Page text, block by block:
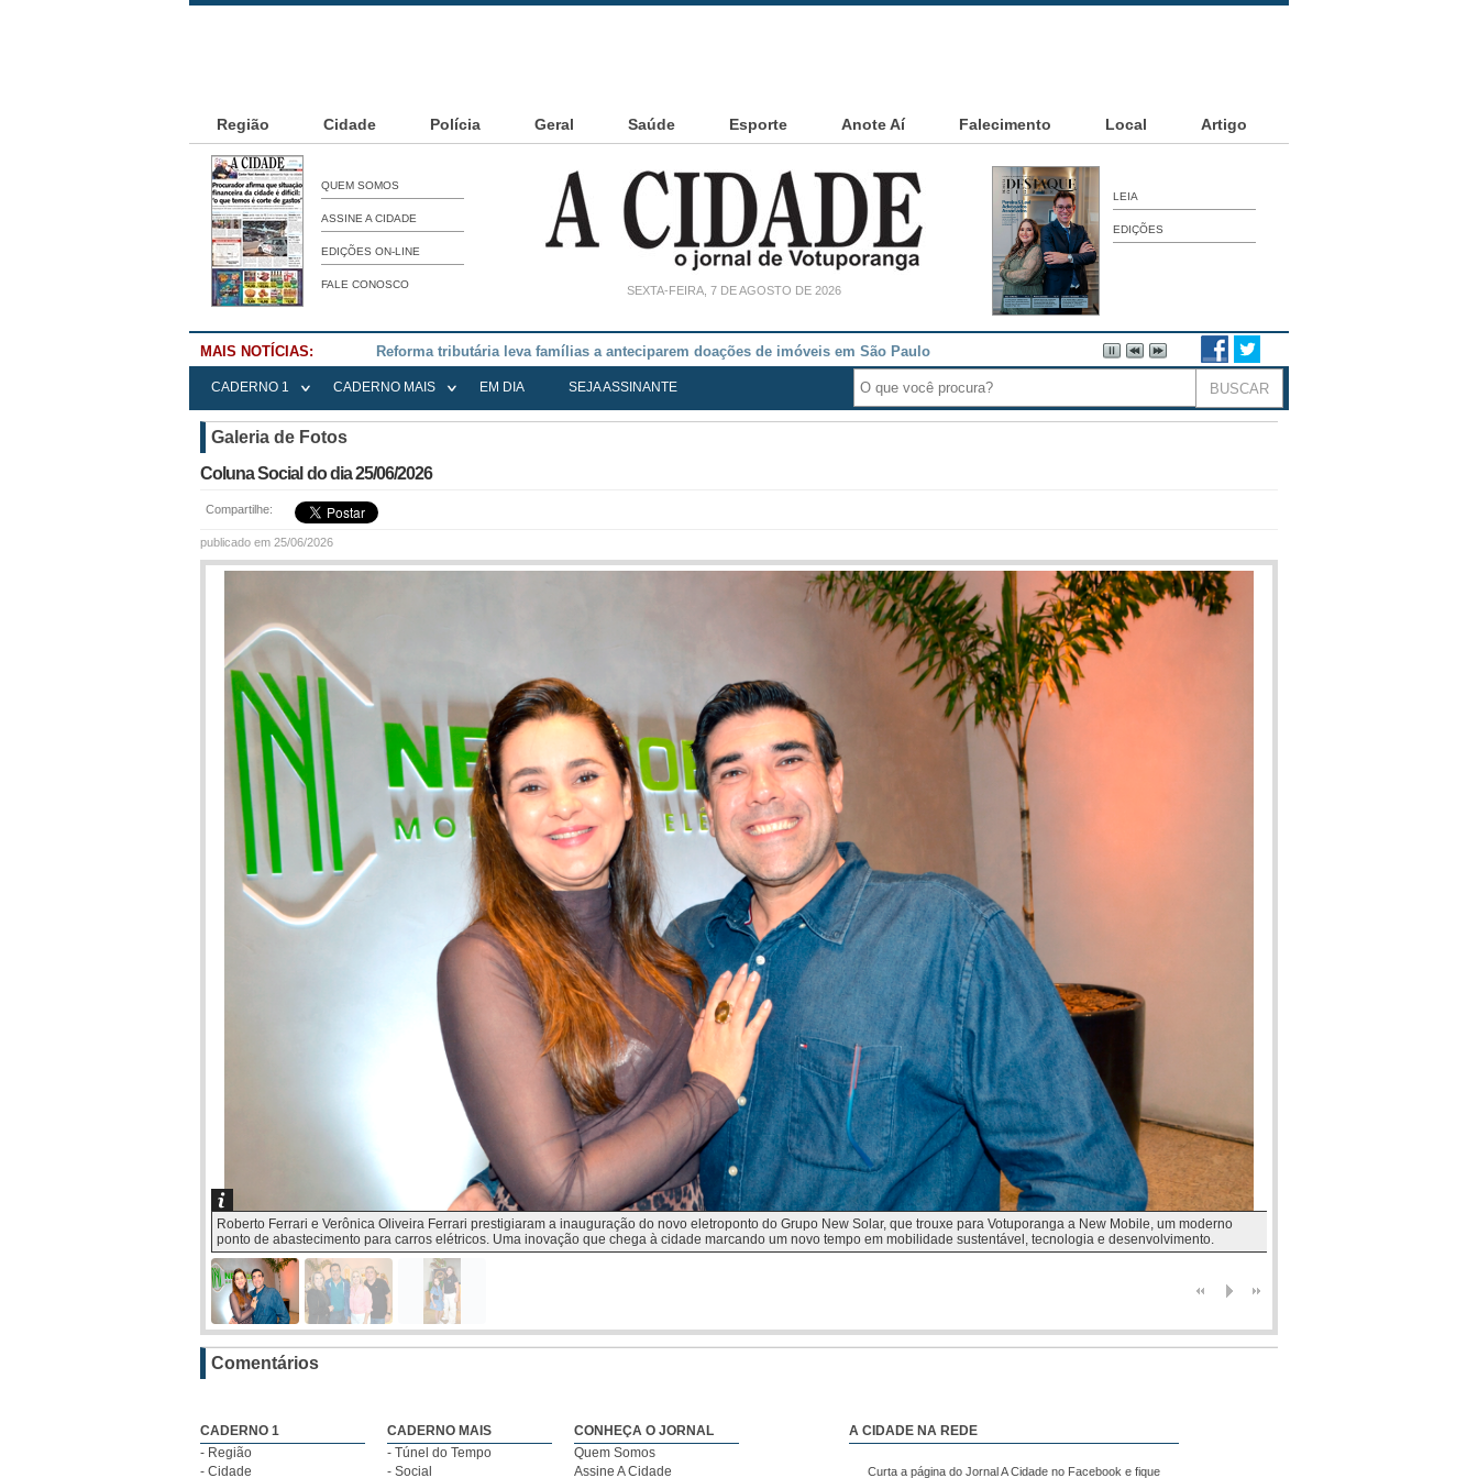
Região Cidade Polícia Geral Saúde Esporte Anote Aí Falecimento Local Artigo
QUEM SOMOS
ASSINE A CIDADE
EDIÇÕES ON-LINE
FALE CONOSCO SEXTA-FEIRA, 7 DE AGOSTO DE 2026
LEIA
EDIÇÕES
MAIS NOTÍCIAS: Falece Elena Menoia Cesarin
CADERNO 1 CADERNO MAIS EM DIA SEJA ASSINANTE
Galeria de Fotos
Coluna Social do dia 25/06/2026
Compartilhe:
publicado em 25/06/2026
Roberto Ferrari e Verônica Oliveira Ferrari prestigiaram a inauguração do novo eletroponto do Grupo New Solar, que trouxe para Votuporanga a New Mobile, um moderno
ponto de abastecimento para carros elétricos. Uma inovação que chega à cidade marcando um novo tempo em mobilidade sustentável, tecnologia e desenvolvimento.
Comentários
CADERNO 1
- Região
- Cidade
CADERNO MAIS
- Túnel do Tempo
- Social
CONHEÇA O JORNAL
Quem Somos
Assine A Cidade
A CIDADE NA REDE
Curta a página do Jornal A Cidade no Facebook e fique